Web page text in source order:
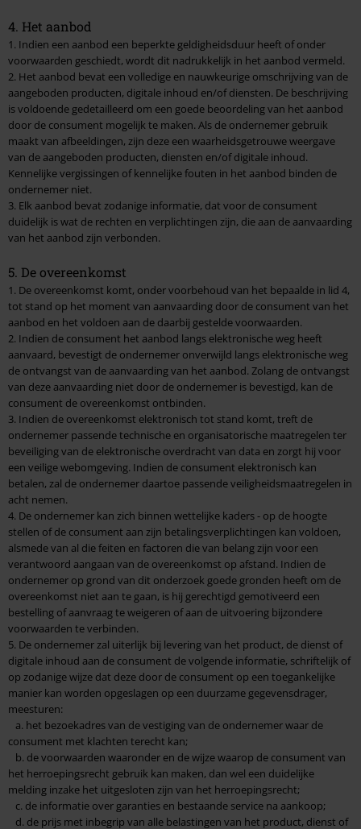
4. Het aanbod
1. Indien een aanbod een beperkte geldigheidsduur heeft of onder
voorwaarden geschiedt, wordt dit nadrukkelijk in het aanbod vermeld.
2. Het aanbod bevat een volledige en nauwkeurige omschrijving van de
aangeboden producten, digitale inhoud en/of diensten. De beschrijving
is voldoende gedetailleerd om een goede beoordeling van het aanbod
door de consument mogelijk te maken. Als de ondernemer gebruik
maakt van afbeeldingen, zijn deze een waarheidsgetrouwe weergave
van de aangeboden producten, diensten en/of digitale inhoud.
Kennelijke vergissingen of kennelijke fouten in het aanbod binden de
ondernemer niet.
3. Elk aanbod bevat zodanige informatie, dat voor de consument
duidelijk is wat de rechten en verplichtingen zijn, die aan de aanvaarding
van het aanbod zijn verbonden.
5. De overeenkomst
1. De overeenkomst komt, onder voorbehoud van het bepaalde in lid 4,
tot stand op het moment van aanvaarding door de consument van het
aanbod en het voldoen aan de daarbij gestelde voorwaarden.
2. Indien de consument het aanbod langs elektronische weg heeft
aanvaard, bevestigt de ondernemer onverwijld langs elektronische weg
de ontvangst van de aanvaarding van het aanbod. Zolang de ontvangst
van deze aanvaarding niet door de ondernemer is bevestigd, kan de
consument de overeenkomst ontbinden.
3. Indien de overeenkomst elektronisch tot stand komt, treft de
ondernemer passende technische en organisatorische maatregelen ter
beveiliging van de elektronische overdracht van data en zorgt hij voor
een veilige webomgeving. Indien de consument elektronisch kan
betalen, zal de ondernemer daartoe passende veiligheidsmaatregelen in
acht nemen.
4. De ondernemer kan zich binnen wettelijke kaders - op de hoogte
stellen of de consument aan zijn betalingsverplichtingen kan voldoen,
alsmede van al die feiten en factoren die van belang zijn voor een
verantwoord aangaan van de overeenkomst op afstand. Indien de
ondernemer op grond van dit onderzoek goede gronden heeft om de
overeenkomst niet aan te gaan, is hij gerechtigd gemotiveerd een
bestelling of aanvraag te weigeren of aan de uitvoering bijzondere
voorwaarden te verbinden.
5. De ondernemer zal uiterlijk bij levering van het product, de dienst of
digitale inhoud aan de consument de volgende informatie, schriftelijk of
op zodanige wijze dat deze door de consument op een toegankelijke
manier kan worden opgeslagen op een duurzame gegevensdrager,
meesturen:
a. het bezoekadres van de vestiging van de ondernemer waar de
consument met klachten terecht kan;
b. de voorwaarden waaronder en de wijze waarop de consument van
het herroepingsrecht gebruik kan maken, dan wel een duidelijke
melding inzake het uitgesloten zijn van het herroepingsrecht;
c. de informatie over garanties en bestaande service na aankoop;
d. de prijs met inbegrip van alle belastingen van het product, dienst of